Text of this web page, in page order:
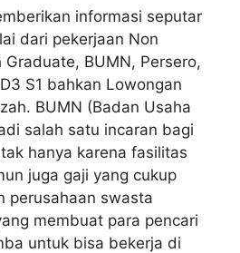
informasi seputar
dari pekerjaan Non
Graduate, BUMN, Persero,
S1 bahkan Lowongan
BUMN (Badan Usaha
salah satu incaran bagi
hanya karena fasilitas
juga gaji yang cukup
perusahaan swasta
membuat para pencari
untuk bisa bekerja di